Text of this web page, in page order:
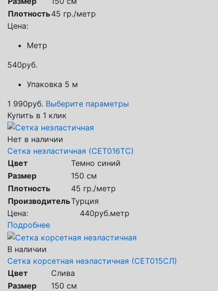
Плотность45 гр./метр
Цена:
Метр
540руб.
Упаковка 5 м
1 990руб. Выберите параметры
Купить в 1 клик
Нет в наличии
Сетка неэластичная (СЕТ016ТС)
Цвет
Темно синий
Размер
150 см
Плотность
45 гр./метр
ПроизводительТурция
Цена:
440руб.метр
Подробнее
В наличии
Сетка корсетная неэластичная (СЕТ015СЛ)
Цвет
Слива
Размер
150 см